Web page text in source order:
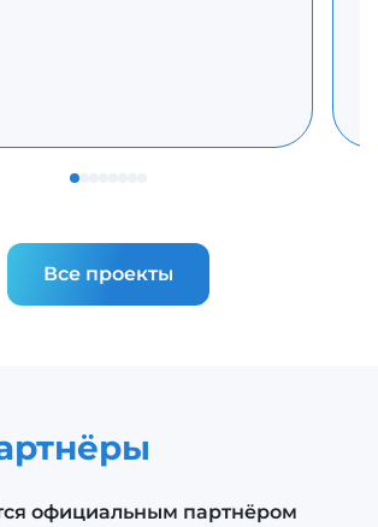
Все проекты
официальным партнёром